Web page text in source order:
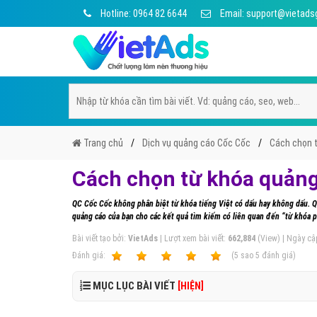
Hotline: 0964 82 6644 Email:
Trang chủ Dịch vụ quảng cáo Cốc Cốc Cách chọn
Cách chọn từ khóa
QC Cốc Cốc không phân biệt từ khóa tiếng Việt có dấu hay không dấu.
quảng cáo của bạn cho các kết quả tìm kiếm có liên quan đến “từ khóa
Bài viết tạo bởi: VietAds | Lượt xem bài viết: 662,884 (View) | Ngày
Ðánh giá:
(5 sao 5 đánh giá)
MỤC LỤC BÀI VIẾT [HIỆN]